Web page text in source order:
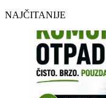
NAJČITANIJE